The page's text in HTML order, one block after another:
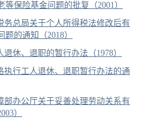
等保险基金问题的批复（2001）
务总局关于个人所得税法修改后有
的通知（2018）
退休、退职的暂行办法（1978）
执行工人退休、退职暂行办法的通
部办公厅关于妥善处理劳动关系有
）